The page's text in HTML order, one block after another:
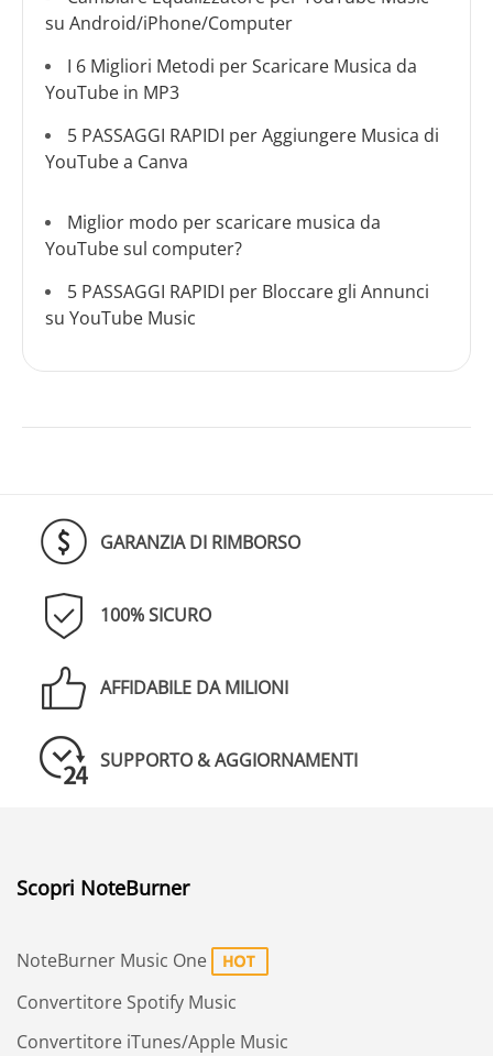
su Android/iPhone/Computer
I 6 Migliori Metodi per Scaricare Musica da
YouTube in MP3
5 PASSAGGI RAPIDI per Aggiungere Musica di
YouTube a Canva
Miglior modo per scaricare musica da
YouTube sul computer?
5 PASSAGGI RAPIDI per Bloccare gli Annunci
su YouTube Music
GARANZIA DI RIMBORSO
100% SICURO
AFFIDABILE DA MILIONI
SUPPORTO & AGGIORNAMENTI
Scopri NoteBurner
NoteBurner Music One
Convertitore Spotify Music
Convertitore iTunes/Apple Music